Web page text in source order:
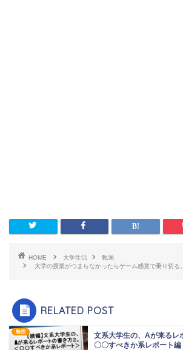
HOME 大学生活
勉強
大学の授業がつまらなかったらゲーム感覚で乗り切る。
RELATED POST
勉強
文系大学生の、Aが来るレ
〇〇すべきか系レポート編